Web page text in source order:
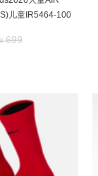
儿童IR5464-100
699